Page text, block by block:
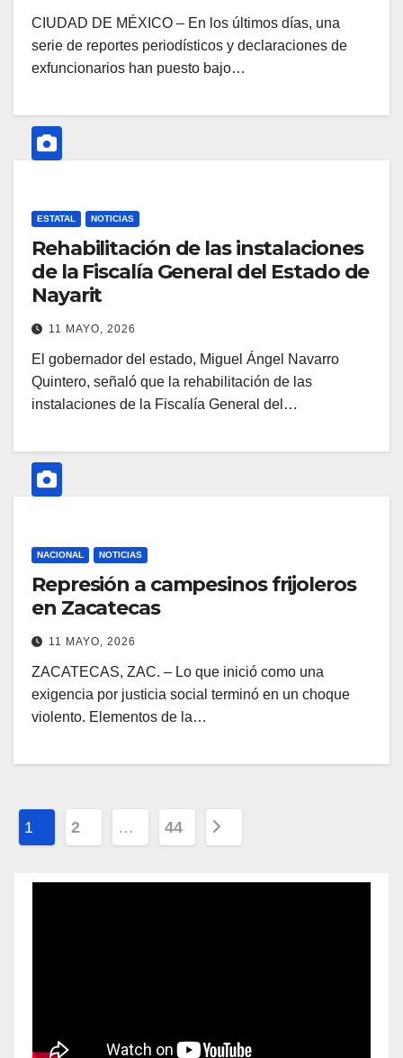
CIUDAD DE MÉXICO – En los últimos días, una
serie de reportes periodísticos y declaraciones de
exfuncionarios han puesto bajo…
ESTATAL NOTICIAS
Rehabilitación de las instalaciones
de la Fiscalía General del Estado de
Nayarit
11 MAYO, 2026
El gobernador del estado, Miguel Ángel Navarro
Quintero, señaló que la rehabilitación de las
instalaciones de la Fiscalía General del…
NACIONAL NOTICIAS
Represión a campesinos frijoleros
en Zacatecas
11 MAYO, 2026
ZACATECAS, ZAC. – Lo que inició como una
exigencia por justicia social terminó en un choque
violento. Elementos de la…
P
1 2 … 44